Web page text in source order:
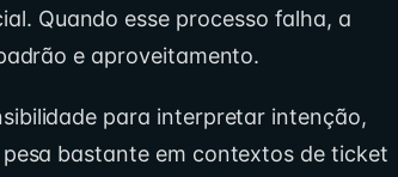
Quando esse processo falha, a
e aproveitamento.
para interpretar intenção,
bastante em contextos de ticket